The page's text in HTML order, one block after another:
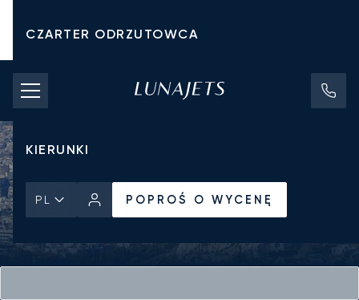
CZARTER ODRZUTOWCA
KOSZTY CZARTERU
PRYWATNE ODRZUTOWCE
KIERUNKI
PL POPROŚ O WYCENĘ